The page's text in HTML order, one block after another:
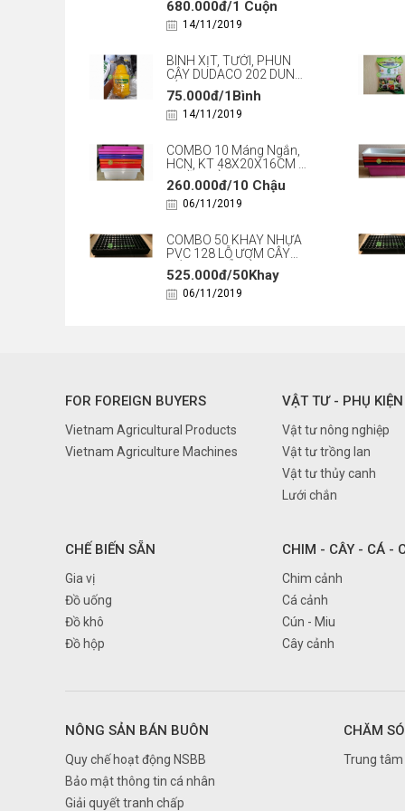
Nilon Chống Cỏ, Bảo Vệ
Cây Trồng
680.000đ/1 Cuộn
14/11/2019
BÌNH XỊT, TƯỚI, PHUN
CÂY DUDACO 202 DUNG
TÍCH 2L
75.000đ/1Bình
14/11/2019
COMBO 10 Máng Ngắn,
HCN, KT 48X20X16CM -
NHIỀU MÀU
260.000đ/10 Chậu
06/11/2019
COMBO 50 KHAY NHỰA
PVC 128 LỖ ƯƠM CÂY
TIỆN LỢI, DỄ SỬ DỤNG,
TÍCH KIỆM DIỆN TÍCH
525.000đ/50Khay
06/11/2019
FOR FOREIGN BUYERS
Vietnam Agricultural Products
Vietnam Agriculture Machines
VẬT TƯ - PHỤ KIỆN
Vật tư nông nghiệp
Vật tư trồng lan
Vật tư thủy canh
Lưới chắn
CHẾ BIẾN SẴN
Gia vị
Đồ uống
Đồ khô
Đồ hộp
CHIM - CÂY - CÁ -
Chim cảnh
Cá cảnh
Cún - Miu
Cây cảnh
NÔNG SẢN BÁN BUÔN
Quy chế hoạt động NSBB
Bảo mật thông tin cá nhân
Giải quyết tranh chấp
CHĂM
Trung